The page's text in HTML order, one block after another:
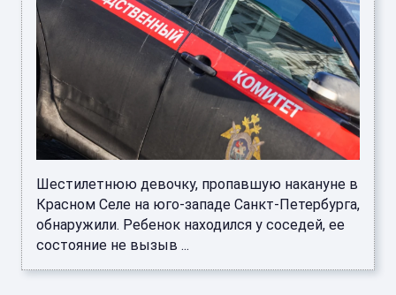
Шестилетнюю девочку, пропавшую накануне в
Красном Селе на юго-западе Санкт-Петербурга,
обнаружили. Ребенок находился у соседей, ее
состояние не вызыв ...